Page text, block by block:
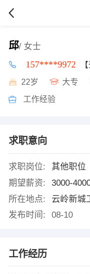
邱/ 女士
157****9972
22岁 大专
工作经验
求职意向
求职岗位:
其他职位
期望薪资:
3000-
所在地点:
云岭新城
发布时间:
08-10
工作经历